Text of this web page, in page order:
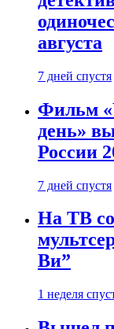
августа
7 дней спустя
Фильм
день»
России
7 дней спустя
На ТВ
Ви”
1 неделя